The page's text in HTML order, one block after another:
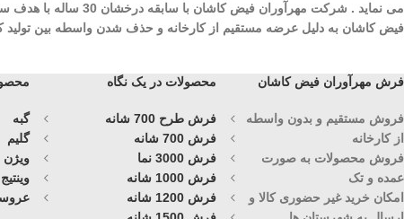
می نماید . شرکت
فیض کاشان به دلیل عرضه مستقیم از کارخانه و حذف شدن واسطه بین تولید
فرش مهرآوران فیض کاشان
فروش مستقیم و بدون واسطه
از کارخانه
فروش محصولات به صورت
عمده و تک
امکان خرید غیر حضوری کالا و
محصولات در یک نگاه
فرش طرح 700 شانه
فرش 700 شانه
فرش 3000 نما
فرش 1000 شانه
فرش 1200 شانه
گبه
گلیم
ویژن
وینتیج